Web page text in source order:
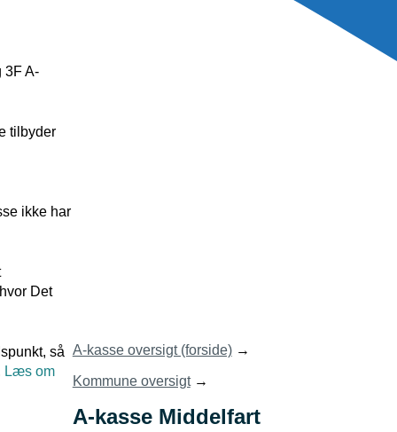
3F A-
tilbyder
ikke har
Det
så
Læs om
A-kasse oversigt (forside)→
Kommune oversigt→
A-kasse Middelfart